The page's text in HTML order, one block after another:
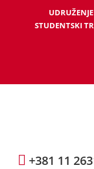
STUDENTSKI
+381 11